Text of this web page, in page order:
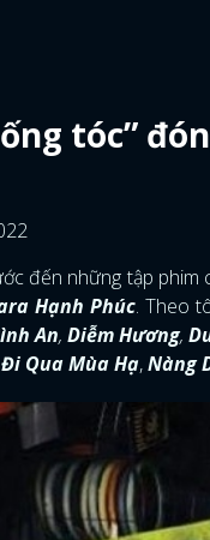
tóc”
đến những tập phim
Hạnh Phúc. Theo
An, Diễm Hương,
Đi Qua Mùa Hạ,Nàng